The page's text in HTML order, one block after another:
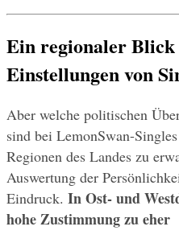
Ein regionaler
Einstellungen von
Aber welche politischen
sind bei LemonSwan-
Regionen des Landes zu
Auswertung der
Eindruck. In Ost- und
hohe Zustimmung zu eher